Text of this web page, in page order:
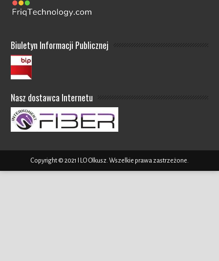
Biuletyn Informacji Publicznej
Nasz dostawca Internetu
Copyright © 2021 I LO Olkusz. Wszelkie prawa zastrzeżone.